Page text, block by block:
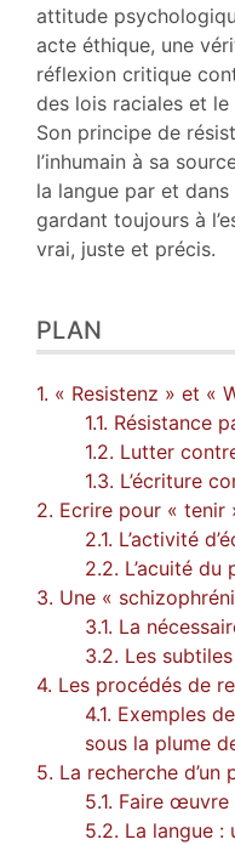
attitude
acte éthique, une
réflexion critique
des lois raciales et
Son principe de
l’inhumain à sa
la langue par et
gardant toujours à
vrai, juste et précis.
PLAN
1. « Resistenz » et «
1.1. Résistance
1.2. Lutter
1.3. L’écriture
2. Ecrire pour « tenir
2.1. L’activité
2.2. L’acuité du
3. Une «
3.1. La
3.2. Les
4. Les procédés de
4.1. Exemples
sous la plume
5. La recherche
5.1. Faire
5.2. La langue :